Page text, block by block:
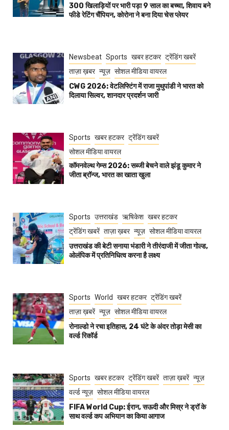
300 खिलाड़ियों पर भारी पड़ा 9 साल का बच्चा, शिवाय बने
फीडे रेटिंग चैंपियन, कोरोना ने बना दिया चेस प्लेयर
Newsbeat Sports खबर हटकर ट्रेंडिंग खबरें
ताज़ा ख़बर न्यूज़ सोशल मीडिया वायरल
CWG 2026: वेटलिफ्टिंग में राजा मुथुपांडी ने भारत को
दिलाया सिल्वर, शानदार प्रदर्शन जारी
Sports खबर हटकर ट्रेंडिंग खबरें
सोशल मीडिया वायरल
कॉमनवेल्थ गेम्स 2026: सब्जी बेचने वाले झंडू कुमार ने
जीता ब्रॉन्ज, भारत का खाता खुला
Sports उत्तराखंड ऋषिकेश खबर हटकर
ट्रेंडिंग खबरें ताज़ा ख़बर न्यूज़ सोशल मीडिया वायरल
उत्तराखंड की बेटी सनाया भंडारी ने तीरंदाजी में जीता गोल्ड,
ओलंपिक में प्रतिनिधित्व करना है लक्ष्य
Sports World खबर हटकर ट्रेंडिंग खबरें
ताज़ा ख़बरें न्यूज़ सोशल मीडिया वायरल
रोनाल्डो ने रचा इतिहास, 24 घंटे के अंदर तोड़ा मेसी का
वर्ल्ड रिकॉर्ड
Sports खबर हटकर ट्रेंडिंग खबरें ताज़ा ख़बरें न्यूज़
वर्ल्ड न्यूज़ सोशल मीडिया वायरल
FIFA World Cup: ईरान, सऊदी और मिस्र ने ड्रॉ के
साथ वर्ल्ड कप अभियान का किया आगाज